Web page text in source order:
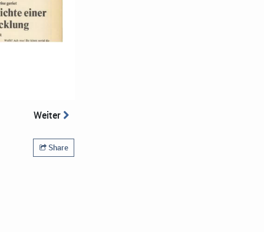
Weiter
Share